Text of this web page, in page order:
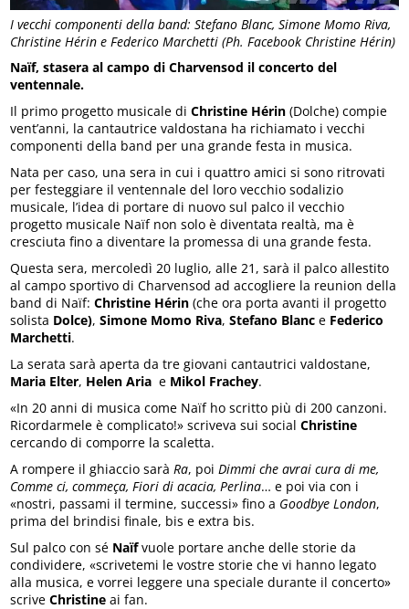
I vecchi componenti della band: Stefano Blanc, Simone Momo Riva,
Christine Hérin e Federico Marchetti (Ph. Facebook Christine Hérin)
Naïf, stasera al campo di Charvensod il concerto del
ventennale.
Il primo progetto musicale diChristine Hérin (Dolche) compie
vent’anni, la cantautrice valdostana ha richiamato i vecchi
componenti della band per una grande festa in musica.
Nata per caso, una sera in cui i quattro amici si sono ritrovati
per festeggiare il ventennale del loro vecchio sodalizio
musicale, l’idea di portare di nuovo sul palco il vecchio
progetto musicale Naïf non solo è diventata realtà, ma è
cresciuta fino a diventare la promessa di una grande festa.
Questa sera, mercoledì 20 luglio, alle 21, sarà il palco allestito
al campo sportivo di Charvensod ad accogliere la reunion della
band di Naïf: Christine Hérin (che ora porta avanti il progetto
solista Dolce),Simone Momo Riva,Stefano Blanc e Federico
Marchetti.
La serata sarà aperta da tre giovani cantautrici valdostane,
Maria Elter, Helen Aria e Mikol Frachey.
«In 20 anni di musica come Naïf ho scritto più di 200 canzoni.
Ricordarmele è complicato!» scriveva sui socialChristine
cercando di comporre la scaletta.
A rompere il ghiaccio sarà Ra, poi Dimmi che avrai cura di me,
Comme ci, commeça, Fiori di acacia, Perlina… e poi via con i
«nostri, passami il termine, successi» fino a Goodbye London,
prima del brindisi finale, bis e extra bis.
Sul palco con sé Naïfvuole portare anche delle storie da
condividere, «scrivetemi le vostre storie che vi hanno legato
alla musica, e vorrei leggere una speciale durante il concerto»
scrive Christine ai fan.